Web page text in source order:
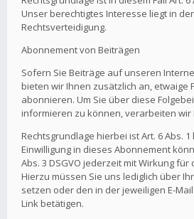
Unser berechtigtes Interesse liegt in
Rechtsverteidigung.
Abonnement von Beiträgen
Sofern Sie Beiträge auf unseren
bieten wir Ihnen zusätzlich an, etwaige
abonnieren. Um Sie über diese
informieren zu können, verarbeiten wir
Rechtsgrundlage hierbei ist Art. 6 Abs. 1
Einwilligung in dieses Abonnement
Abs. 3 DSGVO jederzeit mit Wirkung
Hierzu müssen Sie uns lediglich über
setzen oder den in der jeweiligen E-
Link betätigen.